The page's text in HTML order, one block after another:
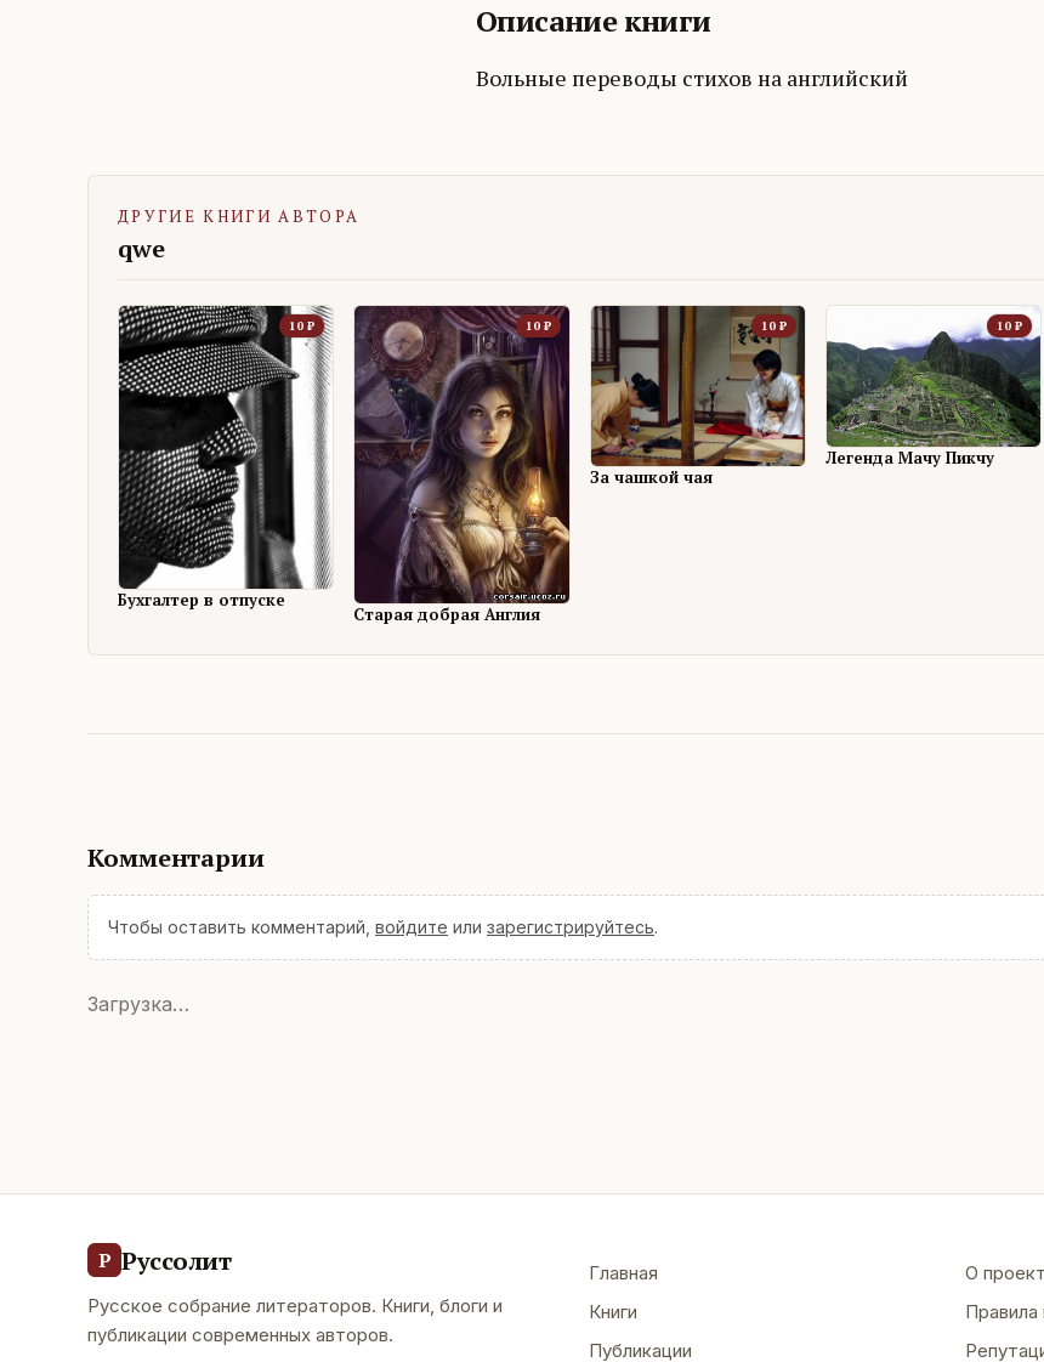
Описание книги
Вольные переводы стихов на английский
ДРУГИЕ КНИГИ АВТОРА
qwe
10 ₽
Бухгалтер в отпуске
10₽
Старая добрая Англия
10₽
За чашкой чая
10 ₽
Легенда Мачу Пикчу
Комментарии
Чтобы оставить комментарий, войдите или зарегистрируйтесь.
Загрузка…
Р Руссолит
Русское собрание литераторов. Книги, блоги и
публикации современных авторов.
Главная
Книги
Публикации
О
Правила